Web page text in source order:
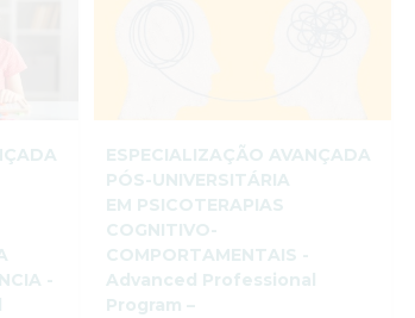
-
ESPECIALIZAÇÃO AVANÇADA
PÓS-UNIVERSITÁRIA
EM PSICOTERAPIAS
COGNITIVO-
COMPORTAMENTAIS -
Advanced Professional
Program –